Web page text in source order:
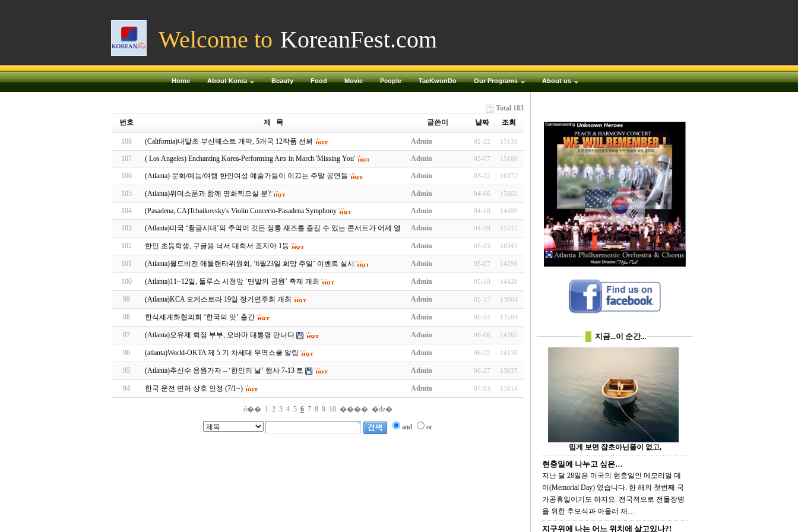
Welcome to KoreanFest.com
Home About Korea Beauty Food Movie People TaeKwonDo Our Programs About us
Total 183
번호
제 목 글쓴이 날짜 조회
108 (California)내달초 부산웨스트 개막, 5개국 12작품 선뵈 Admin 02-22 15133
107 ( Los Angeles) Enchanting Korea-Performing Arts in March 'Missing You' Admin 03-07 15160
106 (Atlanta) 문화/예능/여행 한인여성 예술가들이 이끄는 주말 공연들 Admin 03-22 16372
105 (Atlanta)위더스푼과 함께 영화찍으실 분? Admin 04-06 15602
104 (Pasadena, CA)Tchaikovsky's Violin Concerto-Pasadena Symphony Admin 04-10 14499
103 (Atlanta)미국 ‘황금시대’의 추억이 깃든 정통 재즈를 즐길 수 있는 콘서트가 어제 열렸다.Admin 04-29 15517
102 한인 초등학생, 구글용 낙서 대회서 조지아 1등 Admin 05-03 16345
101 (Atlanta)월드비전 애틀랜타위원회, ‘6월23일 희망 주일’ 이벤트 실시 Admin 05-07 14256
100 (Atlanta)11~12일, 둘루스 시청앞 ‘맨발의 공원’ 축제 개최 Admin 05-10 14428
99 (Atlanta)KCA 오케스트라 19일 정기연주회 개최 Admin 05-17 13864
98 한식세계화협의회 ‘한국의 맛’ 출간 Admin 06-04 13584
97 (Atlanta)오유제 회장 부부, 오바마 대통령 만나다 Admin 06-06 14265
96 (atlanta)World-OKTA 제 5 기 차세대 무역스쿨 알림 Admin 06-22 14138
95 (Atlanta)추신수 응원가자 – ‘한인의 날’ 행사 7-13 토 Admin 06-27 13837
94 한국 운전 면허 상호 인정 (7/1~) Admin 07-03 13814
ó�� 1 2 3 4 5 6 7 8 9 10 ���� �ǳ�
and or
지금...이 순간...
밉게 보면 잡초아닌풀이 없고,
현충일에 나누고 싶은…
지난 달 28일은 미국의 현충일인 메모리얼 데
이(Memorial Day) 였습니다. 한 해의 첫번째 국
가공휴일이기도 하지요. 전국적으로 전몰장병
을 위한 추모식과 아울러 재…
지구위에 나는 어느 위치에 살고있나?!